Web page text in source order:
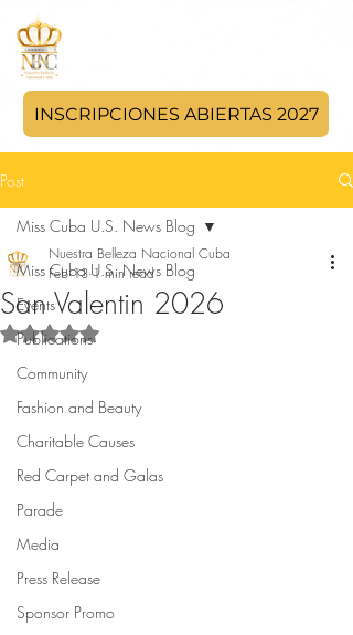
INSCRIPCIONES ABIERTAS 2027
Post
Miss Cuba U.S. News Blog
Events
Publications
Community
Fashion and Beauty
Charitable Causes
Red Carpet and Galas
Parade
Media
Press Release
Sponsor Promo
Miss Cuba U.S. News Blog
San Valentin 2026
Nuestra Belleza Nacional Cuba
Feb 13 1 min read
Rated NaN out of 5 stars.